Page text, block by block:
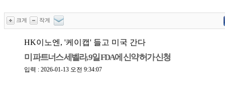
크게 작게
HK이노엔, '케이캡' 들고 미국 간다
미 파트너스 세벨라, 9일 FDA에 신약 허가 신청
입력 : 2026-01-13 오전 9:34:07